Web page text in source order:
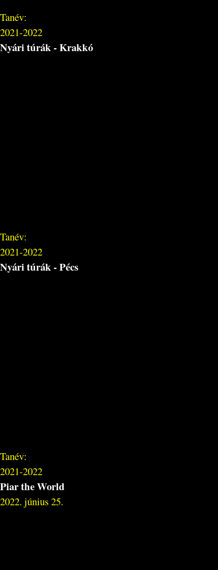
Tanév:
2021-2022
Nyári túrák - Krakkó
Tanév:
2021-2022
Nyári túrák - Pécs
Tanév:
2021-2022
Piar the World
2022. június 25.